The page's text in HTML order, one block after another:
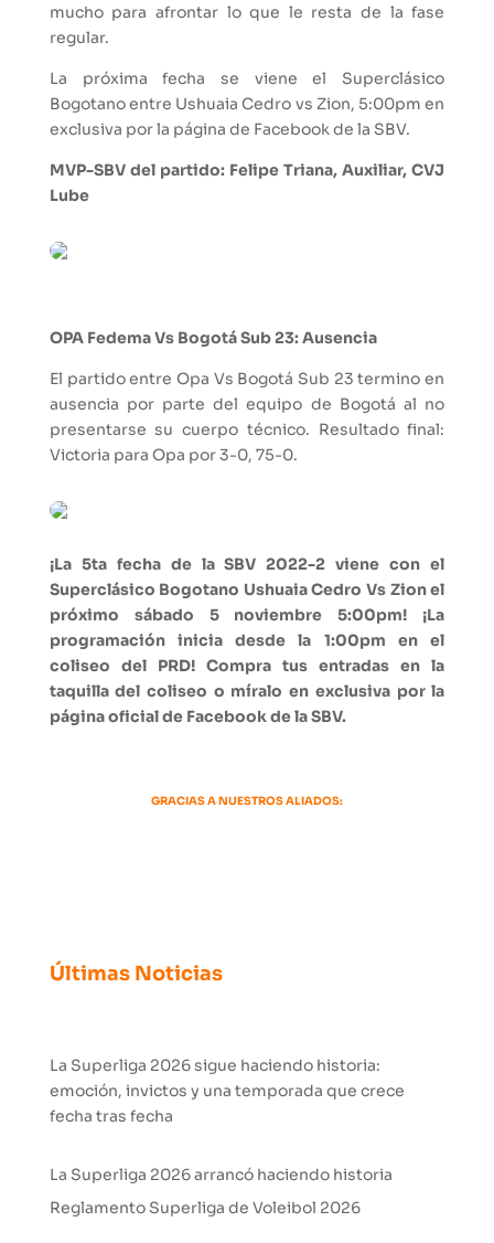
mucho para afrontar lo que le resta de la fase
regular.
La próxima fecha se viene el Superclásico
Bogotano entre Ushuaia Cedro vs Zion, 5:00pm en
exclusiva por la página de Facebook de la SBV.
MVP-SBV del partido: Felipe Triana, Auxiliar, CVJ
Lube
OPA Fedema Vs Bogotá Sub 23: Ausencia
El partido entre Opa Vs Bogotá Sub 23 termino en
ausencia por parte del equipo de Bogotá al no
presentarse su cuerpo técnico. Resultado final:
Victoria para Opa por 3-0, 75-0.
¡La 5ta fecha de la SBV 2022-2 viene con el
Superclásico Bogotano Ushuaia Cedro Vs Zion el
próximo sábado 5 noviembre 5:00pm! ¡La
programación inicia desde la 1:00pm en el
coliseo del PRD! Compra tus entradas en la
taquilla del coliseo o míralo en exclusiva por la
página oficial de Facebook de la SBV.
GRACIAS A NUESTROS ALIADOS:
Últimas Noticias
La Superliga 2026 sigue haciendo historia:
emoción, invictos y una temporada que crece
fecha tras fecha
La Superliga 2026 arrancó haciendo historia
Reglamento Superliga de Voleibol 2026